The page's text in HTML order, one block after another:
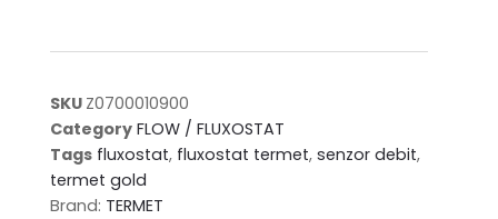
SKU Z0700010900
Category FLOW / FLUXOSTAT
Tags fluxostat, fluxostat termet, senzor debit,
termet gold
Brand: TERMET